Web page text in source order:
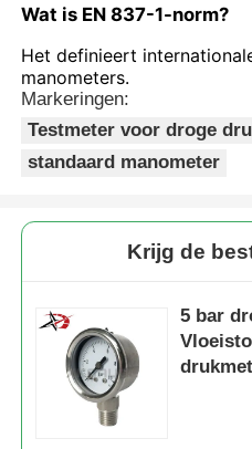
Wat is EN 837-1-norm?
Het definieert
manometers.
Markeringen:
Testmeter voor droge
standaard manometer
Krijg de
5 bar